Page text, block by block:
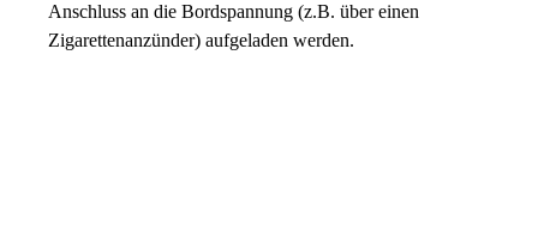
Anschluss an die Bordspannung (z.B. über einen
Zigarettenanzünder) aufgeladen werden.